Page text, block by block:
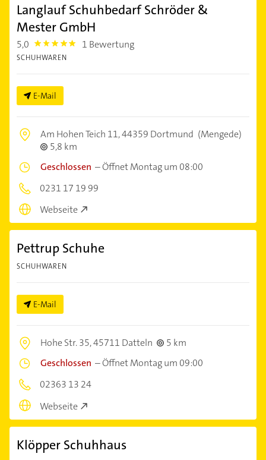
Langlauf Schuhbedarf Schröder &
Mester GmbH
5,0 5.0 1 Bewertung
SCHUHWAREN
E-Mail
Am Hohen Teich 11,44359 Dortmund (Mengede)
5,8 km
Geschlossen –Öffnet Montag um 08:00
0231 17 19 99
Webseite
Pettrup Schuhe
SCHUHWAREN
E-Mail
Hohe Str. 35,45711 Datteln
5 km
Geschlossen –Öffnet Montag um 09:00
02363 13 24
Webseite
Klöpper Schuhhaus